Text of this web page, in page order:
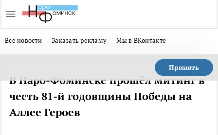
Все новости Заказать рекламу Мы в ВКонтакте
Принять
В Наро-Фоминске прошёл митинг в
честь 81-й годовщины Победы на
Аллее Героев